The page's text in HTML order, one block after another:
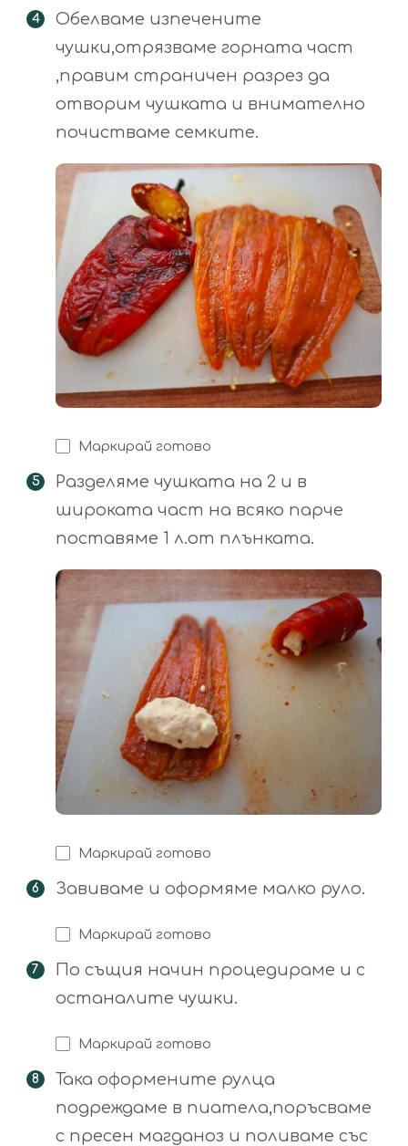
Обелваме изпечените
чушки,отрязваме горната част
,правим страничен разрез да
отворим чушката и внимателно
почистваме семките.
Маркирай готово
Разделяме чушката на 2 и в
широката част на всяко парче
поставяме 1 л.от плънката.
Маркирай готово
Завиваме и оформяме малко руло.
Маркирай готово
По същия начин процедираме и с
останалите чушки.
Маркирай готово
Така оформените рулца
подреждаме в пиатела,поръсваме
с пресен магданоз и поливаме със